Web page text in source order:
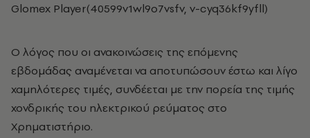
Glomex Player(40599v1wl9o7vsfv, v-cyq36kf9yfll)
Ο λόγος που οι ανακοινώσεις της επόμενης
εβδομάδας αναμένεται να αποτυπώσουν έστω και λίγο
χαμηλότερες τιμές, συνδέεται με την πορεία της τιμής
χονδρικής του ηλεκτρικού ρεύματος στο
Χρηματιστήριο.